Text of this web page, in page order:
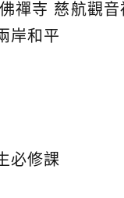
禪寺 慈航觀音
岸和平
必修課